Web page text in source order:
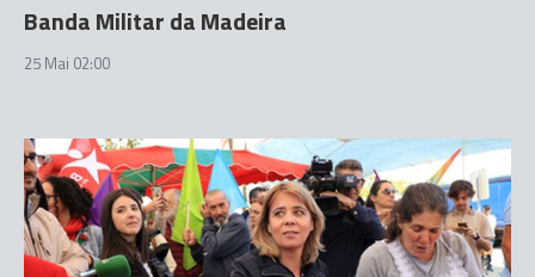
Banda Militar da Madeira
25 Mai 02:00